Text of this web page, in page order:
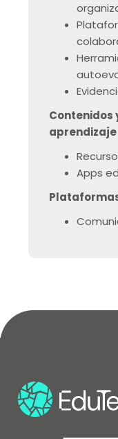
Contenidos
aprendizaje
Apps